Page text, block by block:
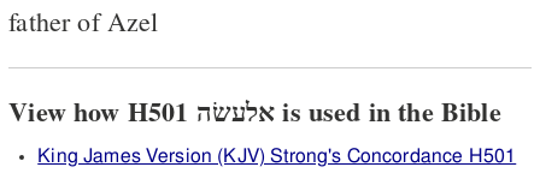
father of Azel
View how H501 אלעשׂה is used in the Bible
King James Version (KJV) Strong's Concordance H501